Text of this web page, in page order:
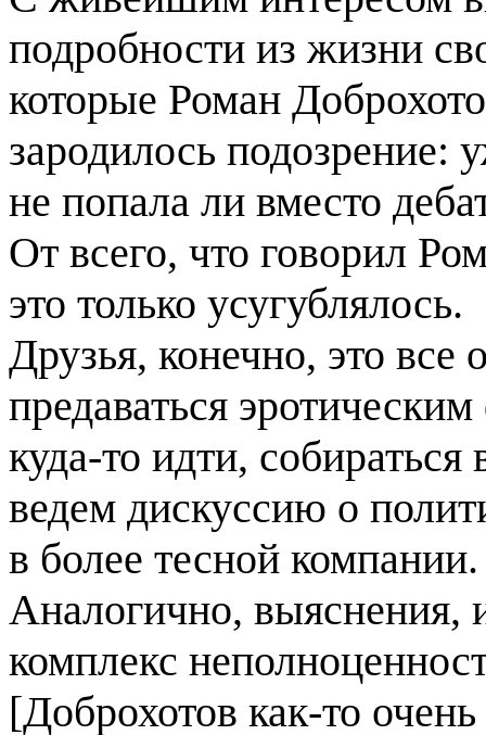
подробности из жизни
которые Роман
зародилось подозрение:
не попала ли вместо
От всего, что говорил
это только усугублялось.
Друзья, конечно, это все
предаваться
куда-то идти,
ведем дискуссию о
в более тесной компании.
Аналогично, выяснения,
комплекс
[Доброхотов как-то